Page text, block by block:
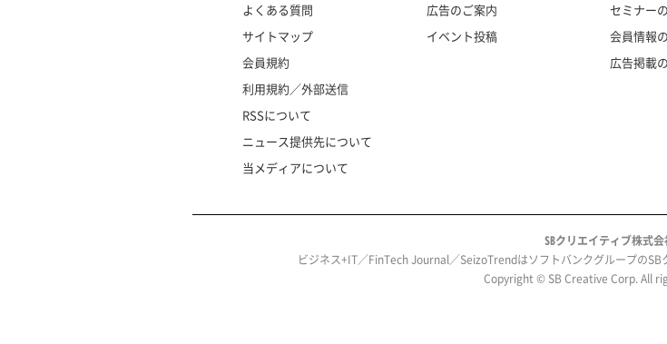
よくある質問
サイトマップ
会員規約
利用規約／外部送信
RSSについて
ニュース提供先について
当メディアについて
広告のご案内
イベント投稿
セミナー
会員情報
広告掲載
SBクリエイティブ株式
ビジネス+IT／FinTech Journal／SeizoTrendはソフトバンクグループのSB
Copyright © SB Creative Corp. All